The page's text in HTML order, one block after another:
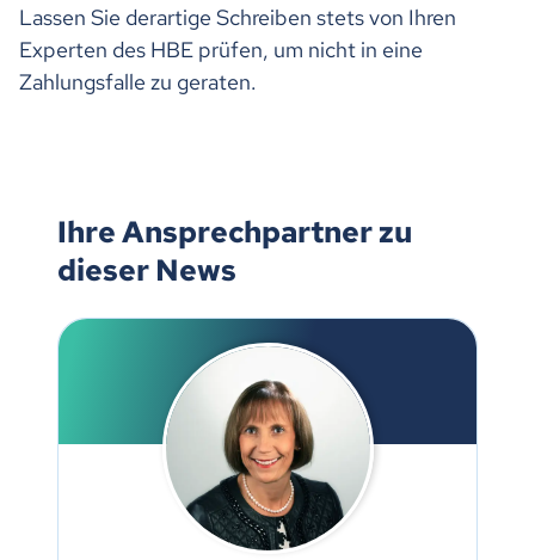
Lassen Sie derartige Schreiben stets von Ihren
Experten des HBE prüfen, um nicht in eine
Zahlungsfalle zu geraten.
Ihre Ansprechpartner zu
dieser News